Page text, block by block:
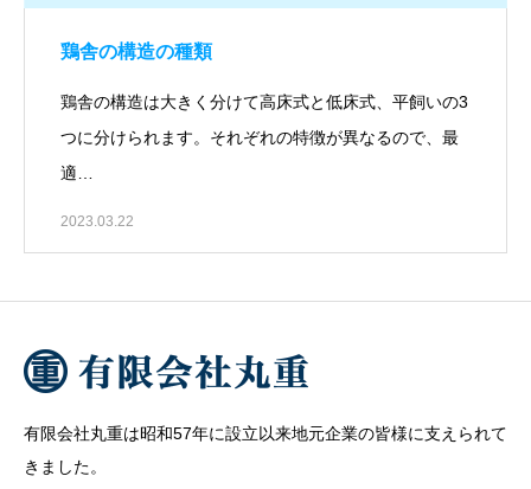
鶏舎の構造の種類
鶏舎の構造は大きく分けて高床式と低床式、平飼いの3
つに分けられます。それぞれの特徴が異なるので、最
適…
2023.03.22
有限会社丸重は昭和57年に設立以来地元企業の皆様に支えられて
きました。